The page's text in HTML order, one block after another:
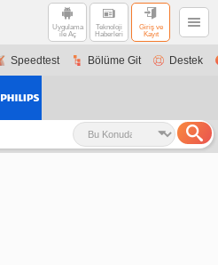
Uygulama
ile Aç
Teknoloji
Haberleri
Giriş ve
Kayıt
Speedtest Bölüme Git Destek